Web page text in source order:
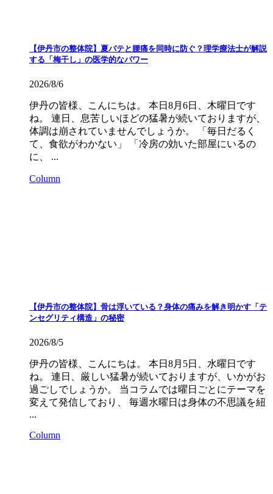
【伊丹市の整体院】夏バテと腰痛を同時に防ぐ？理学療法士が解説
する「梅干し」の医学的なパワー
2026/8/6
伊丹の皆様、こんにちは。 本日8月6日、木曜日です
ね。 連日、息苦しいほどの猛暑が続いておりますが、
体調は崩されていませんでしょうか。 「毎日だるく
て、食欲がわかない」 「冷房の効いた部屋にいるの
に、 ...
Column
【伊丹市の整体院】骨は浮いている？身体の痛みを解き明かす「テ
ンセグリティ構造」の秘密
2026/8/5
伊丹の皆様、こんにちは。 本日8月5日、水曜日です
ね。 連日、厳しい猛暑が続いておりますが、いかがお
過ごしでしょうか。 当コラムでは曜日ごとにテーマを
変えて発信しており、 毎週水曜日は身体の不思議を紐
...
Column